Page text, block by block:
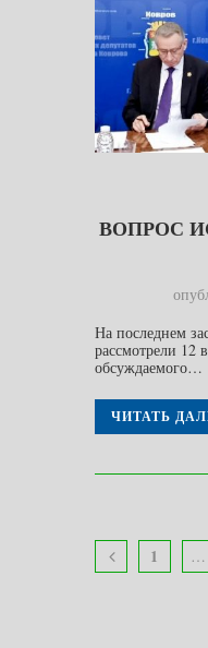
ВОПРОС
На последнем
рассмотрели 12
обсуждаемого…
ЧИТАТЬ
1 …